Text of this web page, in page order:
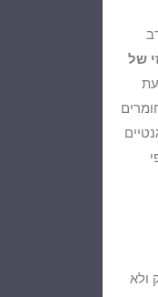
של
ולא